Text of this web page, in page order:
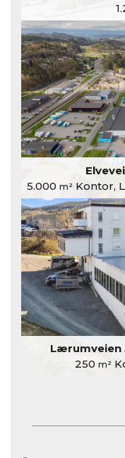
5.000 m²Kontor,
Lærumveien
250 m²